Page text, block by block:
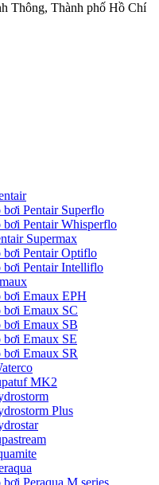
Thông, Thành phố Hồ Chí
Pentair Superflo
Pentair Whisperflo
Supermax
bơi Pentair Optiflo
bơi Pentair Intelliflo
bơi Emaux EPH
Emaux SC
Emaux SB
Emaux SE
Emaux SR
MK2
Plus
Peraqua M series